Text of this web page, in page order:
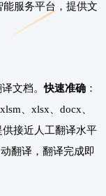
能服务平台，提供文
译文档。快速准确 ：
、xlsx、docx、
供接近人工翻译水平
翻译，翻译完成即